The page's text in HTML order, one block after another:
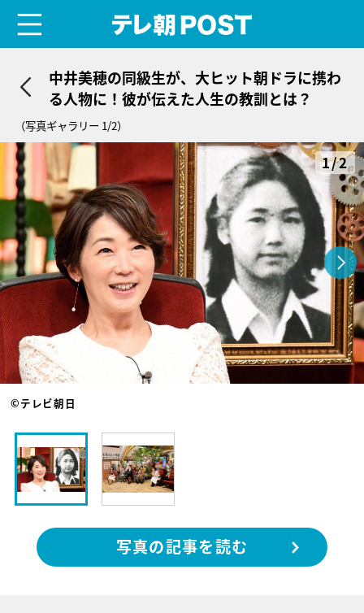
中井美穂の同級生が、大ヒット朝ドラに携わ
る人物に！彼が伝えた人生の教訓とは？
（写真ギャラリー 1/2）
1/2
©テレビ朝日
写真の記事を読む